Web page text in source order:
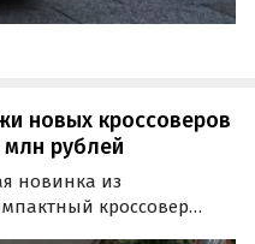
новых кроссоверов
млн рублей
новинка из
кроссовер